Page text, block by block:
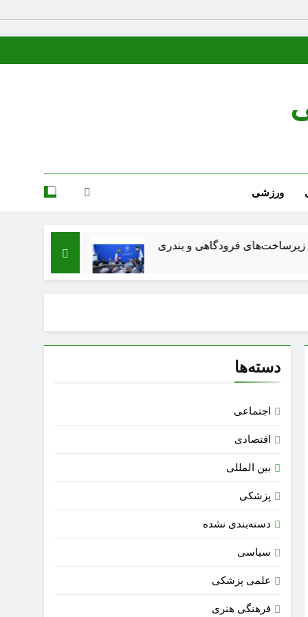
ورزشی
و بندری شعر عقاب از پرویز ناتل
3 هفته Ago
دسته‌ها
اجتماعی
اقتصادی
بین المللی
پزشکی
دسته‌بندی نشده
سیاسی
علمی پزشکی
فرهنگی هنری